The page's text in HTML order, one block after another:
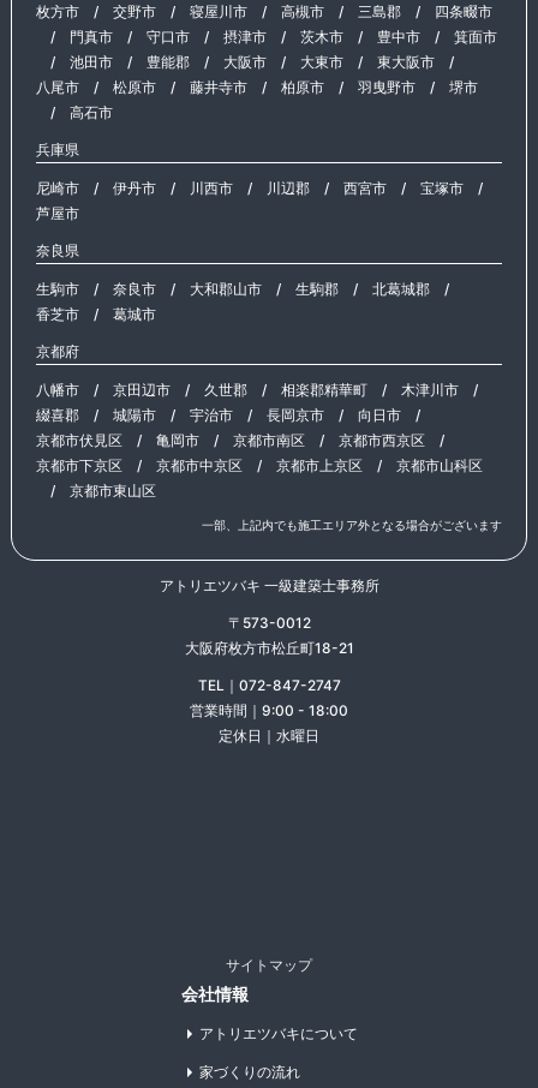
枚方市/ 交野市/ 寝屋川市/ 高槻市/ 三島郡/ 四条畷市
/ 門真市/ 守口市/ 摂津市/ 茨木市/ 豊中市/ 箕面市
/ 池田市/ 豊能郡/ 大阪市/ 大東市/ 東大阪市/
八尾市/ 松原市/ 藤井寺市/ 柏原市/ 羽曳野市/ 堺市
/ 高石市
兵庫県
尼崎市/ 伊丹市/ 川西市/ 川辺郡/ 西宮市/ 宝塚市/
芦屋市
奈良県
生駒市/ 奈良市/ 大和郡山市/ 生駒郡/ 北葛城郡/
香芝市/ 葛城市
京都府
八幡市/ 京田辺市/ 久世郡/ 相楽郡精華町/ 木津川市/
綴喜郡/ 城陽市/ 宇治市/ 長岡京市/ 向日市/
京都市伏見区/ 亀岡市/ 京都市南区/ 京都市西京区/
京都市下京区/ 京都市中京区/ 京都市上京区/ 京都市山科区
/ 京都市東山区
一部、上記内でも施工エリア外となる場合がございます
アトリエツバキ 一級建築士事務所
〒573-0012
大阪府枚方市松丘町18-21
TEL｜072-847-2747
営業時間｜9:00 - 18:00
定休日｜水曜日
サイトマップ
会社情報
アトリエツバキについて
家づくりの流れ